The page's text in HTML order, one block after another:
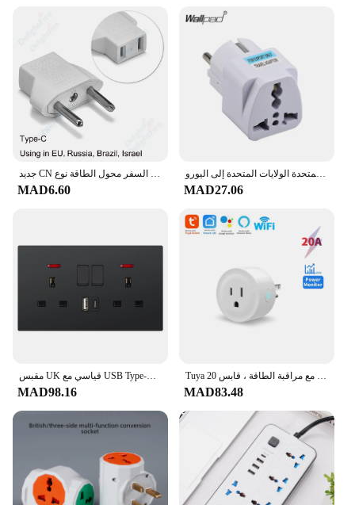
جديد CN الولايات المتحدة إلى الاتحاد الأوروبي محول القابس محول التيار المتردد الصين الأمريكية إلى الاتحاد الأوروبي اليورو أوروبا السفر محول الطاقة نوع C المكونات الكهربائية المقبس
MAD6.60
أسود الاتحاد الأوروبي محول القابس الدولي العالمي الاتحاد الأفريقي المملكة المتحدة الولايات المتحدة إلى اليورو KR RU الفرنسية محول السفر محول كهربائي مقبس الطاقة
MAD27.06
مقبس UK قياسي مع USB Type-C 5V 2.1A، لوحة بلاستيكية 146*86 مم، منافذ كهربائية مزدوجة مع مفاتيح قابس USB في المملكة المتحدة
MAD98.16
Tuya مقبس واي فاي ذكي مع مراقبة الطاقة ، قابس 20A ، توقيت ، تحكم صوتي ، دعم اليكزا ، جوجل المنزل ، لنا ، كندا ، المكسيك ، بيرو ، اليابان
MAD83.48